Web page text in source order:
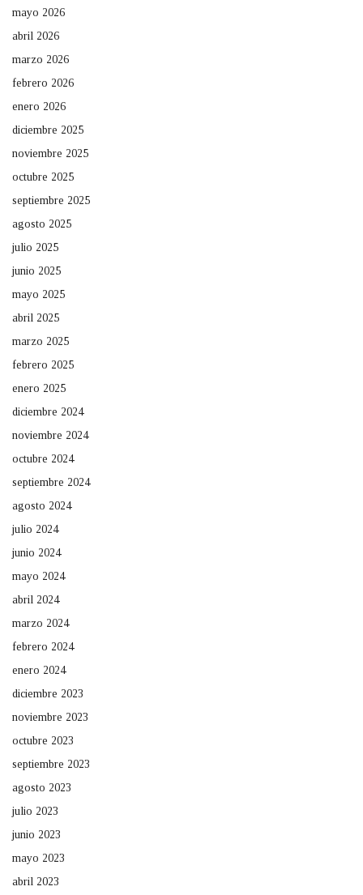
mayo 2026
abril 2026
marzo 2026
febrero 2026
enero 2026
diciembre 2025
noviembre 2025
octubre 2025
septiembre 2025
agosto 2025
julio 2025
junio 2025
mayo 2025
abril 2025
marzo 2025
febrero 2025
enero 2025
diciembre 2024
noviembre 2024
octubre 2024
septiembre 2024
agosto 2024
julio 2024
junio 2024
mayo 2024
abril 2024
marzo 2024
febrero 2024
enero 2024
diciembre 2023
noviembre 2023
octubre 2023
septiembre 2023
agosto 2023
julio 2023
junio 2023
mayo 2023
abril 2023